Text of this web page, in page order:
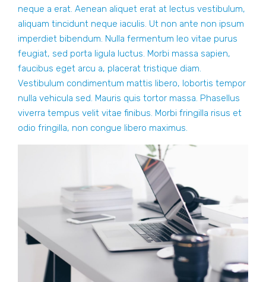
neque a erat. Aenean aliquet erat at lectus vestibulum,
aliquam tincidunt neque iaculis. Ut non ante non ipsum
imperdiet bibendum. Nulla fermentum leo vitae purus
feugiat, sed porta ligula luctus. Morbi massa sapien,
faucibus eget arcu a, placerat tristique diam.
Vestibulum condimentum mattis libero, lobortis tempor
nulla vehicula sed. Mauris quis tortor massa. Phasellus
viverra tempus velit vitae finibus. Morbi fringilla risus et
odio fringilla, non congue libero maximus.